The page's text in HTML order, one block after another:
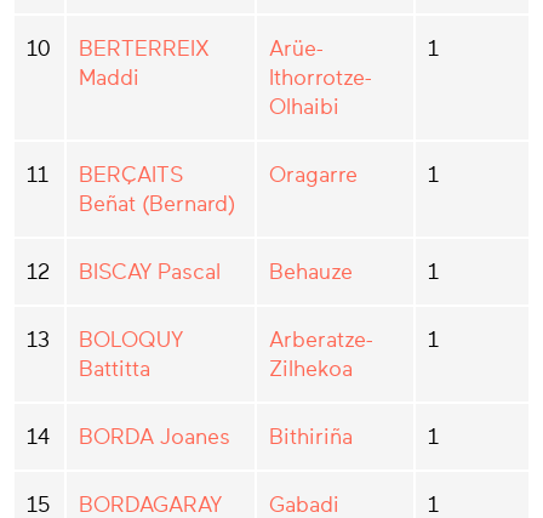
10
BERTERREIX
Maddi
Arüe-
Ithorrotze-
Olhaibi
1
11
BERÇAITS
Beñat (Bernard)
Oragarre 1
12 BISCAY Pascal Behauze 1
13
BOLOQUY
Battitta
Arberatze-
Zilhekoa
1
14 BORDA Joanes Bithiriña 1
15
BORDAGARAY
Gabadi 1